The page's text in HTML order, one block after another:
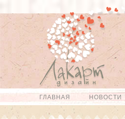
Перейти к
основному
содержанию
Skip to
navigation
Главное меню
ГЛАВНАЯ НОВОСТИ